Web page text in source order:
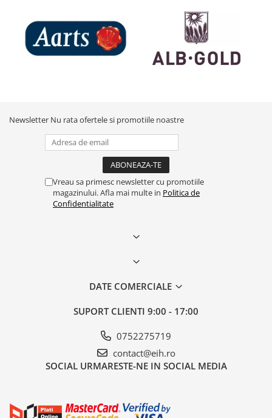
Newsletter Nu rata ofertele si promotiile noastre
Vreau sa primesc newsletter cu promotiile
magazinului. Afla mai multe in Politica de
Confidentialitate
DATE COMERCIALE
SUPORT CLIENTI 9:00 - 17:00
0752275719
contact@eih.ro
SOCIAL URMARESTE-NE IN SOCIAL MEDIA